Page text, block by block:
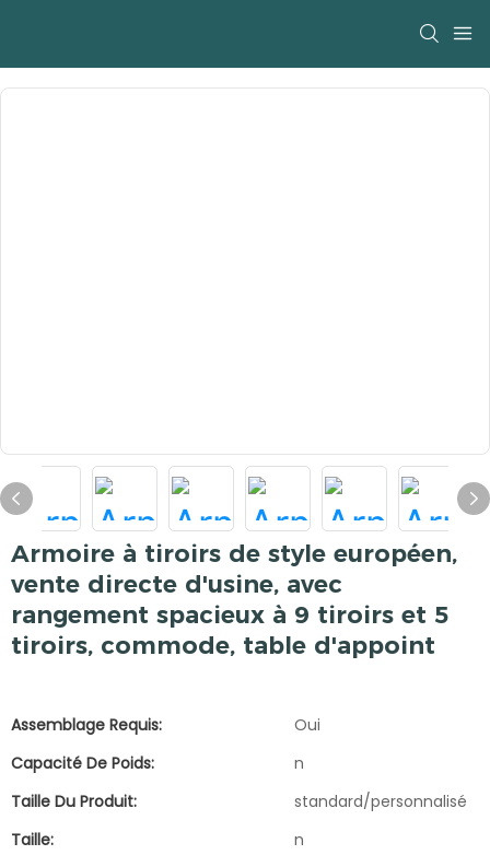
Armoire à tiroirs de style européen,
vente directe d'usine, avec
rangement spacieux à 9 tiroirs et 5
tiroirs, commode, table d'appoint
Assemblage Requis:
Oui
Capacité De Poids:
n
Taille Du Produit:
standard/personnalisé
Taille:
n